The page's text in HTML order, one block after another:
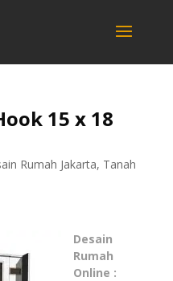
15 x 18
Rumah Jakarta, Tanah
Desain
Rumah
Online :